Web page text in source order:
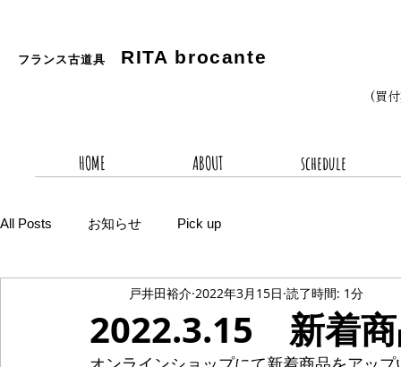
フランス古道具 RITA brocante
(買
HOME ABOUT schedule
All Posts お知らせ Pick up
2022.3.15 新着商
戸井田裕介 2022年3月15日 読了時間: 1分